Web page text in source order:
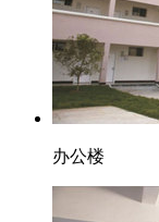
办公楼